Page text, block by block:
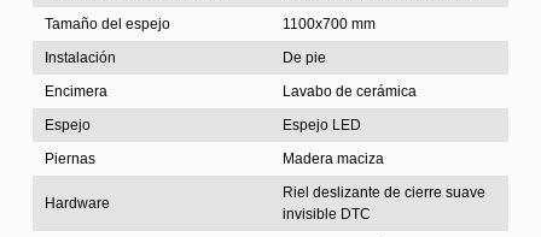
Tamaño del espejo
1100x700 mm
Instalación
De pie
Encimera
Lavabo de cerámica
Espejo
Espejo LED
Piernas
Madera maciza
Hardware
Riel deslizante de cierre suave
invisible DTC